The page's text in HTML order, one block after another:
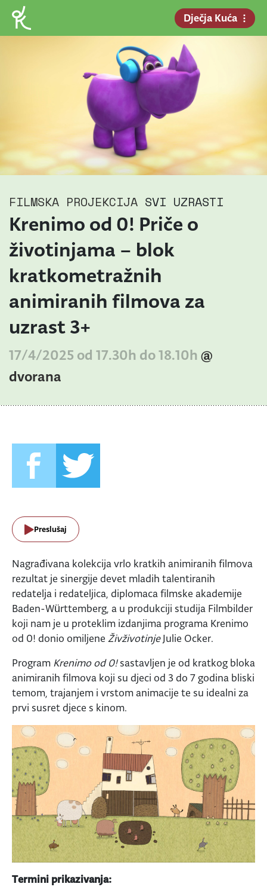
Dječja Kuća
FILMSKA PROJEKCIJA SVI UZRASTI
Krenimo od 0! Priče o
životinjama – blok
kratkometražnih
animiranih filmova za
uzrast 3+
17/4/2025 od 17.30h do 18.10h @
dvorana
Preslušaj
Nagrađivana kolekcija vrlo kratkih animiranih filmova
rezultat je sinergije devet mladih talentiranih
redatelja i redateljica, diplomaca filmske akademije
Baden-Württemberg, a u produkciji studija Filmbilder
koji nam je u proteklim izdanjima programa Krenimo
od 0! donio omiljene ŽivživotinjeJulie Ocker.
Program Krenimo od 0!sastavljen je od kratkog bloka
animiranih filmova koji su djeci od 3 do 7 godina bliski
temom, trajanjem i vrstom animacije te su idealni za
prvi susret djece s kinom.
Termini prikazivanja: